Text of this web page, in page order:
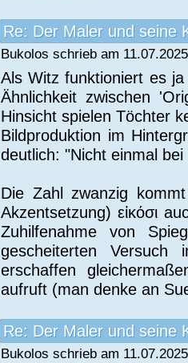
Re: Der Maler und seine
Bukolos schrieb am
Als Witz funktioniert es
Ähnlichkeit zwischen
Hinsicht spielen Töchter
Bildproduktion im
deutlich: "Nicht einmal
Die Zahl zwanzig
Akzentsetzung) εἰκόσι
Zuhilfenahme von
gescheiterten
erschaffen
aufruft (man denke an
Re: Der Maler und seine
Bukolos schrieb am